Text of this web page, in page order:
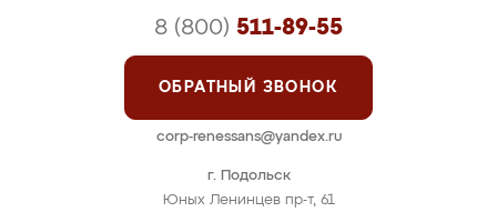
г. Подольск
Юных Ленинцев пр-т, 61
8 (800) 511-89-55
ОБРАТНЫЙ ЗВОНОК
corp-renessans@yandex.ru